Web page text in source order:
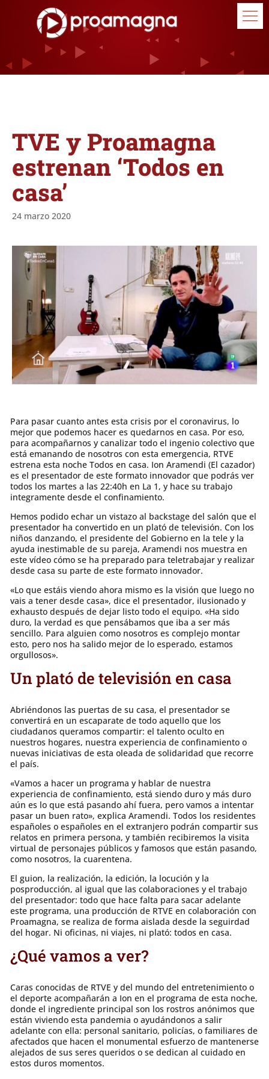
TVE y Proamagna
estrenan ‘Todos en
casa’
24 marzo 2020
Para pasar cuanto antes esta crisis por el coronavirus, lo
mejor que podemos hacer es quedarnos en casa. Por eso,
para acompañarnos y canalizar todo el ingenio colectivo que
está emanando de nosotros con esta emergencia, RTVE
estrena esta noche Todos en casa. Ion Aramendi (El cazador)
es el presentador de este formato innovador que podrás ver
todos los martes a las 22:40h en La 1, y hace su trabajo
integramente desde el confinamiento.
Hemos podido echar un vistazo al backstage del salón que el
presentador ha convertido en un plató de televisión. Con los
niños danzando, el presidente del Gobierno en la tele y la
ayuda inestimable de su pareja, Aramendi nos muestra en
este vídeo cómo se ha preparado para teletrabajar y realizar
desde casa su parte de este formato innovador.
«Lo que estáis viendo ahora mismo es la visión que luego no
vais a tener desde casa», dice el presentador, ilusionado y
exhausto después de dejar listo todo el equipo. «Ha sido
duro, la verdad es que pensábamos que iba a ser más
sencillo. Para alguien como nosotros es complejo montar
esto, pero nos ha salido mejor de lo esperado, estamos
orgullosos».
Un plató de televisión en casa
Abriéndonos las puertas de su casa, el presentador se
convertirá en un escaparate de todo aquello que los
ciudadanos queramos compartir: el talento oculto en
nuestros hogares, nuestra experiencia de confinamiento o
nuevas iniciativas de esta oleada de solidaridad que recorre
el país.
«Vamos a hacer un programa y hablar de nuestra
experiencia de confinamiento, está siendo duro y más duro
aún es lo que está pasando ahí fuera, pero vamos a intentar
pasar un buen rato», explica Aramendi. Todos los residentes
españoles o españoles en el extranjero podrán compartir sus
relatos en primera persona, y también recibiremos la visita
virtual de personajes públicos y famosos que están pasando,
como nosotros, la cuarentena.
El guion, la realización, la edición, la locución y la
posproducción, al igual que las colaboraciones y el trabajo
del presentador: todo que hace falta para sacar adelante
este programa, una producción de RTVE en colaboración con
Proamagna, se realiza de forma aislada desde la seguirdad
del hogar. Ni oficinas, ni viajes, ni plató: todos en casa.
¿Qué vamos a ver?
Caras conocidas de RTVE y del mundo del entretenimiento o
el deporte acompañarán a Ion en el programa de esta noche,
donde el ingrediente principal son los rostros anónimos que
están viviendo esta pandemia o ayudándonos a salir
adelante con ella: personal sanitario, policías, o familiares de
afectados que hacen el monumental esfuerzo de mantenerse
alejados de sus seres queridos o se dedican al cuidado en
estos duros momentos.